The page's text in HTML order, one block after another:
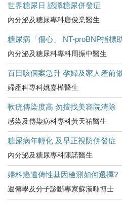
世界糖尿日 認識糖尿併發症
內分泌及糖尿專科唐俊業醫生
糖尿病「傷心」 NT-proBNP指標
內分泌及糖尿科專科周振中醫生
百日咳個案急升 孕婦及家人產前
婦產科專科姚嘉樺醫生
軟疣傳染度高 勿擅找美容院清除
感染及傳染病科專科黃天祐醫生
糖尿病年輕化 及早正視防併發症
內分泌及糖尿專科陳諾醫生
婦科癌遺傳性基因檢測如何選擇?
遺傳學及分子診斷專家蘇漢暉博士